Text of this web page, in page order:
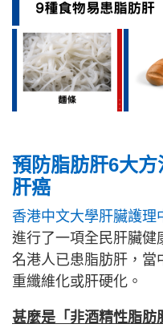
預防脂肪肝6大
肝癌
香港中文大學肝臟護理
進行了一項全民肝臟健
名港人已患脂肪肝，當
重纖維化或肝硬化。
甚麼是「非酒精性脂肪